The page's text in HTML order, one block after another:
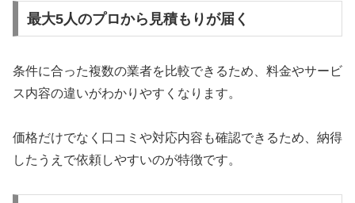
最大5人のプロから見積もりが届く
条件に合った複数の業者を比較できるため、料金やサービ
ス内容の違いがわかりやすくなります。
価格だけでなく口コミや対応内容も確認できるため、納得
したうえで依頼しやすいのが特徴です。